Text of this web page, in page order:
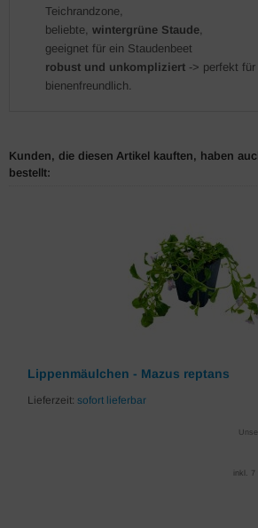
Teichrandzone,
beliebte, wintergrüne Staude,
geeignet für ein Staudenbeet
robust und unkompliziert -> perfekt für
bienenfreundlich.
Kunden, die diesen Artikel kauften, haben
bestellt:
Lippenmäulchen - Mazus reptans
Lieferzeit: sofort lieferbar
inkl.